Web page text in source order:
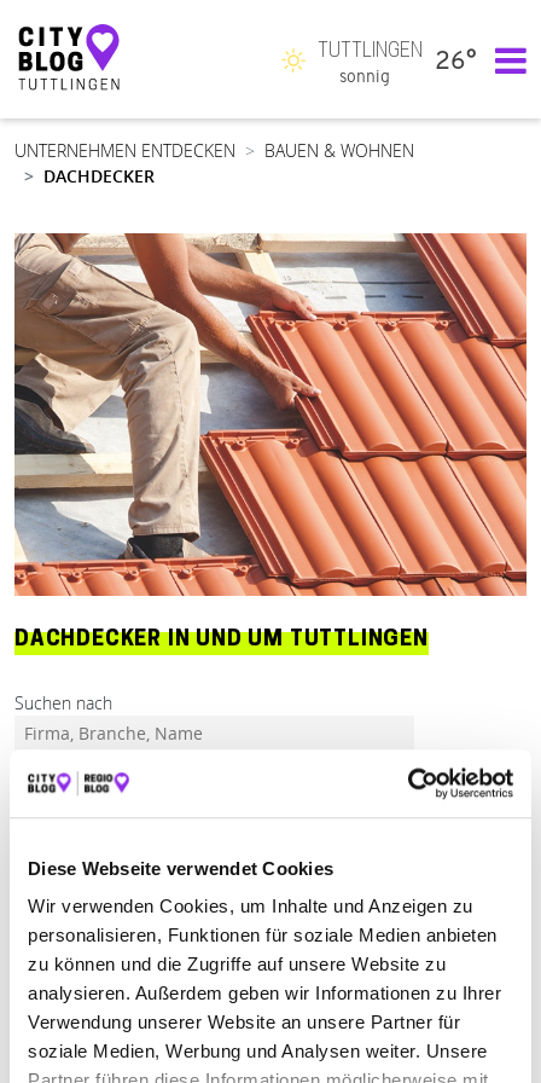
Diese Webseite verwendet Cookies
Wir verwenden Cookies, um Inhalte und Anzeigen zu
personalisieren, Funktionen für soziale Medien anbieten
zu können und die Zugriffe auf unsere Website zu
analysieren. Außerdem geben wir Informationen zu Ihrer
Verwendung unserer Website an unsere Partner für
soziale Medien, Werbung und Analysen weiter. Unsere
Hauptnavigation
TUTTLINGEN
sonnig
26°
UNTERNEHMEN ENTDECKEN
BAUEN & WOHNEN
DACHDECKER
DACHDECKER IN UND UM TUTTLINGEN
Suchen nach
Finden
Keine Öffnungszeiten angegeben
RR DACH RATHMANN GMBH
BEDACHUNGEN
Württembergerstraße 20
| 78567 Fridingen an der